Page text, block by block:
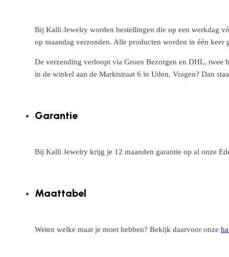
Bij Kalli Jewelry worden bestellingen die op een werkdag
op maandag verzonden. Alle producten worden in één
De verzending verloopt via Groen Bezorgen en DHL, twee
in de winkel aan de Marktstraat 6 in Uden. Vragen? Dan
Garantie
Bij Kalli Jewelry krijg je 12 maanden garantie op al onze
Maattabel
Weten welke maat je moet hebben? Bekijk daarvoor onze